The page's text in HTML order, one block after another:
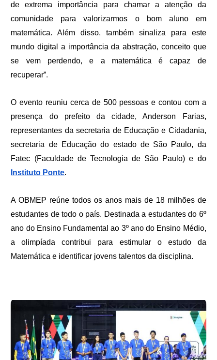
de extrema importância para chamar a atenção da
comunidade para valorizarmos o bom aluno em
matemática. Além disso, também sinaliza para este
mundo digital a importância da abstração, conceito que
se vem perdendo, e a matemática é capaz de
recuperar”.
O evento reuniu cerca de 500 pessoas e contou com a
presença do prefeito da cidade, Anderson Farias,
representantes da secretaria de Educação e Cidadania,
secretaria de Educação do estado de São Paulo, da
Fatec (Faculdade de Tecnologia de São Paulo) e do
Instituto Ponte.
A OBMEP reúne todos os anos mais de 18 milhões de
estudantes de todo o país. Destinada a estudantes do 6º
ano do Ensino Fundamental ao 3º ano do Ensino Médio,
a olimpíada contribui para estimular o estudo da
Matemática e identificar jovens talentos da disciplina.